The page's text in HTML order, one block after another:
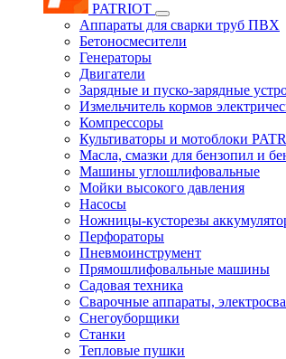
PATRIOT
Аппараты для сварки труб ПВХ
Бетоносмесители
Генераторы
Двигатели
Зарядные и пуско-зарядные
Измельчитель кормов
Компрессоры
Культиваторы и мотоблоки
Масла, смазки для бензопил и
Машины углошлифовальные
Мойки высокого давления
Насосы
Ножницы-кусторезы
Перфораторы
Пневмоинструмент
Прямошлифовальные машины
Садовая техника
Сварочные аппараты,
Снегоуборщики
Станки
Тепловые пушки